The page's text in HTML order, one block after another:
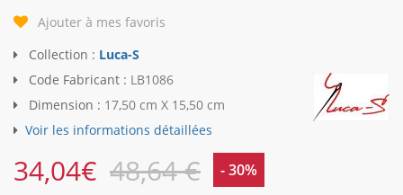
Ajouter à mes favoris
Collection : Luca-S
Code Fabricant : LB1086
Dimension : 17,50 cm X 15,50 cm
Voir les informations détaillées
34,04€ 48,64 € - 30%